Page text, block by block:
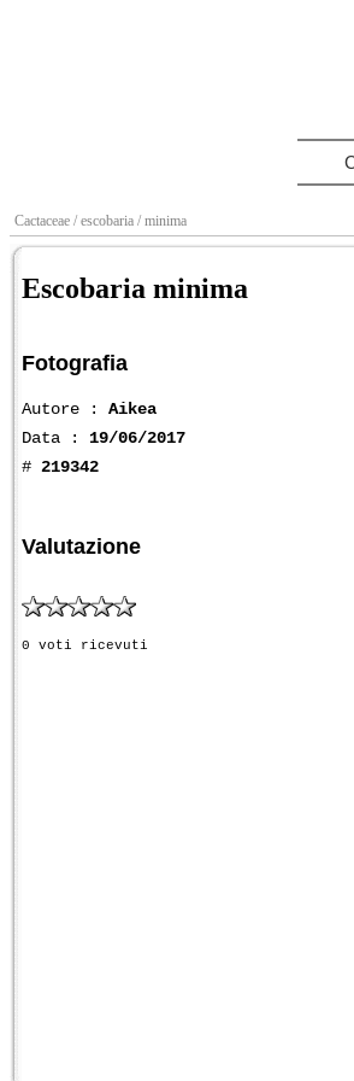
Cactaceae / escobaria / minima
Escobaria minima
Fotografia
Autore : Aikea
Data : 19/06/2017
# 219342
Valutazione
0 voti ricevuti